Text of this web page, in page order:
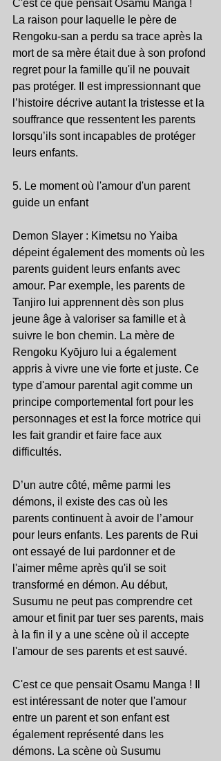
C'est ce que pensait Osamu Manga !
La raison pour laquelle le père de
Rengoku-san a perdu sa trace après la
mort de sa mère était due à son profond
regret pour la famille qu'il ne pouvait
pas protéger. Il est impressionnant que
l’histoire décrive autant la tristesse et la
souffrance que ressentent les parents
lorsqu’ils sont incapables de protéger
leurs enfants.
5. Le moment où l'amour d'un parent
guide un enfant
Demon Slayer : Kimetsu no Yaiba
dépeint également des moments où les
parents guident leurs enfants avec
amour. Par exemple, les parents de
Tanjiro lui apprennent dès son plus
jeune âge à valoriser sa famille et à
suivre le bon chemin. La mère de
Rengoku Kyōjuro lui a également
appris à vivre une vie forte et juste. Ce
type d'amour parental agit comme un
principe comportemental fort pour les
personnages et est la force motrice qui
les fait grandir et faire face aux
difficultés.
D’un autre côté, même parmi les
démons, il existe des cas où les
parents continuent à avoir de l’amour
pour leurs enfants. Les parents de Rui
ont essayé de lui pardonner et de
l'aimer même après qu'il se soit
transformé en démon. Au début,
Susumu ne peut pas comprendre cet
amour et finit par tuer ses parents, mais
à la fin il y a une scène où il accepte
l'amour de ses parents et est sauvé.
C'est ce que pensait Osamu Manga ! Il
est intéressant de noter que l'amour
entre un parent et son enfant est
également représenté dans les
démons. La scène où Susumu